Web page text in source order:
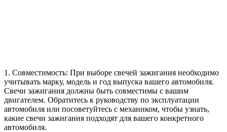
1. Совместимость: При выборе свечей зажигания необходимо
учитывать марку, модель и год выпуска вашего автомобиля.
Свечи зажигания должны быть совместимы с вашим
двигателем. Обратитесь к руководству по эксплуатации
автомобиля или посоветуйтесь с механиком, чтобы узнать,
какие свечи зажигания подходят для вашего конкретного
автомобиля.